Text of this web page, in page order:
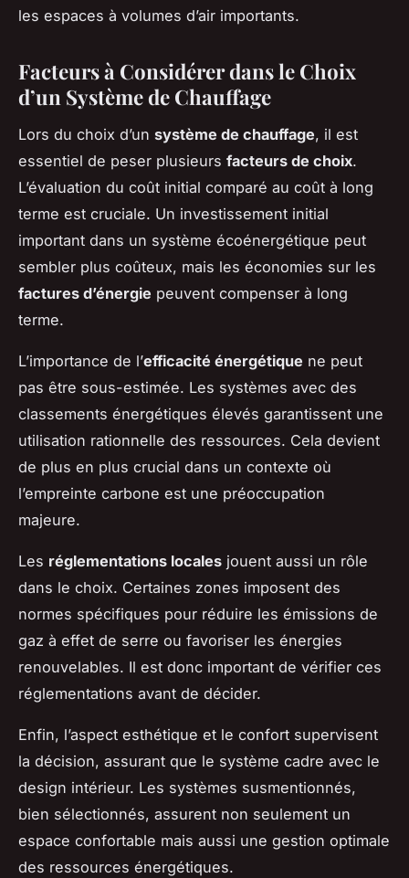
les espaces à volumes d’air importants.
Facteurs à Considérer dans le Choix
d’un Système de Chauffage
Lors du choix d’un système de chauffage, il est
essentiel de peser plusieurs facteurs de choix.
L’évaluation du coût initial comparé au coût à long
terme est cruciale. Un investissement initial
important dans un système écoénergétique peut
sembler plus coûteux, mais les économies sur les
factures d’énergie peuvent compenser à long
terme.
L’importance de l’efficacité énergétique ne peut
pas être sous-estimée. Les systèmes avec des
classements énergétiques élevés garantissent une
utilisation rationnelle des ressources. Cela devient
de plus en plus crucial dans un contexte où
l’empreinte carbone est une préoccupation
majeure.
Les réglementations locales jouent aussi un rôle
dans le choix. Certaines zones imposent des
normes spécifiques pour réduire les émissions de
gaz à effet de serre ou favoriser les énergies
renouvelables. Il est donc important de vérifier ces
réglementations avant de décider.
Enfin, l’aspect esthétique et le confort supervisent
la décision, assurant que le système cadre avec le
design intérieur. Les systèmes susmentionnés,
bien sélectionnés, assurent non seulement un
espace confortable mais aussi une gestion optimale
des ressources énergétiques.